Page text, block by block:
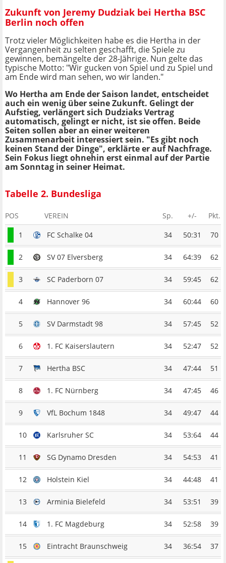
Zukunft von Jeremy Dudziak bei Hertha BSC
Berlin noch offen
Trotz vieler Möglichkeiten habe es die Hertha in der
Vergangenheit zu selten geschafft, die Spiele zu
gewinnen, bemängelte der 28-Jährige. Nun gelte das
typische Motto: "Wir gucken von Spiel und zu Spiel und
am Ende wird man sehen, wo wir landen."
Wo Hertha am Ende der Saison landet, entscheidet
auch ein wenig über seine Zukunft. Gelingt der
Aufstieg, verlängert sich Dudziaks Vertrag
automatisch, gelingt er nicht, ist sie offen. Beide
Seiten sollen aber an einer weiteren
Zusammenarbeit interessiert sein. "Es gibt noch
keinen Stand der Dinge", erklärte er auf Nachfrage.
Sein Fokus liegt ohnehin erst einmal auf der Partie
am Sonntag in seiner Heimat.
Tabelle 2. Bundesliga
POS VEREIN Sp. +/-
Pkt.
1
FC Schalke 04 34 50:31 70
2 SV 07 Elversberg 34 64:39 62
3 SC Paderborn 07 34 59:45 62
4 Hannover 96 34 60:44 60
5 SV Darmstadt 98 34 57:45 52
6 1. FC Kaiserslautern 34 52:47 52
7 Hertha BSC 34 47:44 51
8 1. FC Nürnberg 34 47:45 46
9 VfL Bochum 1848 34 49:47 44
10 Karlsruher SC 34 53:64 44
11 SG Dynamo Dresden 34 54:53 41
12 Holstein Kiel 34 44:48 41
13 Arminia Bielefeld 34 53:51 39
14 1. FC Magdeburg 34 52:58 39
15 Eintracht Braunschweig 34 36:54 37